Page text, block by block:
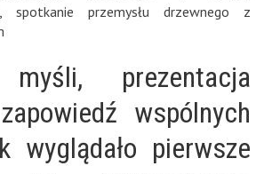
spotkanie przemysłu drzewnego z
myśli, prezentacja
wspólnych
wyglądało pierwsze